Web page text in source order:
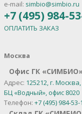
e-mail: simbio@simbio.ru
+7 (495) 984-
ОПЛАТИТЬ ЗАКАЗ
Москва
Офис ГК
Адрес: 125212, г.
БЦ «Водный», офис 8020
Телефон: +7 (495) 984-53-